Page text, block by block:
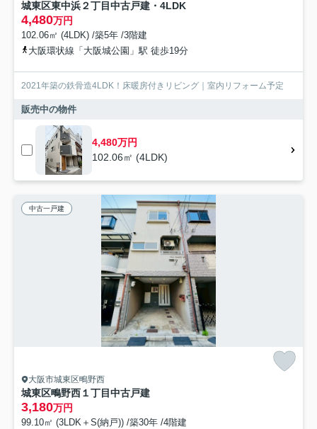
城東区東中浜２丁目中古戸建・4LDK
4,480万円
102.06㎡ (4LDK) /築5年 /3階建
大阪環状線「大阪城公園」駅 徒歩19分
2021年築の鉄骨造4LDK！床暖房付きリビング｜室内リフォーム予定
販売中の物件
4,480万円
102.06㎡ (4LDK)
中古一戸建
大阪市城東区鴫野西
城東区鴫野西１丁目中古戸建
3,180万円
99.10㎡ (3LDK＋S(納戸)) /築30年 /4階建